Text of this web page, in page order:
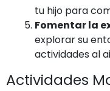
tu hijo para
Fomentar la
explorar su
actividades al
Actividades